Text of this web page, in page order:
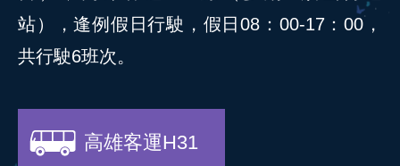
站），逢例假日行駛，假日08：00-17：00，
共行駛6班次。
高雄客運H31